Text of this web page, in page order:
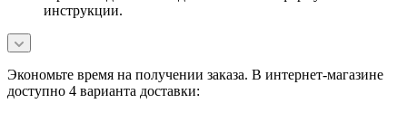
инструкции.
Экономьте время на получении заказа. В интернет-магазине
доступно 4 варианта доставки: